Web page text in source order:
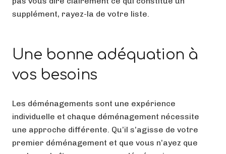
supplément, rayez-la de votre liste.
Une bonne adéquation à
vos besoins
Les déménagements sont une expérience
individuelle et chaque déménagement nécessite
une approche différente. Qu’il s’agisse de votre
premier déménagement et que vous n’ayez que